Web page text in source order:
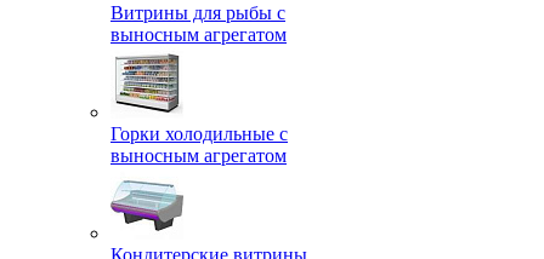
Витрины для рыбы с
выносным агрегатом
Горки холодильные с
выносным агрегатом
Кондитерские витрины